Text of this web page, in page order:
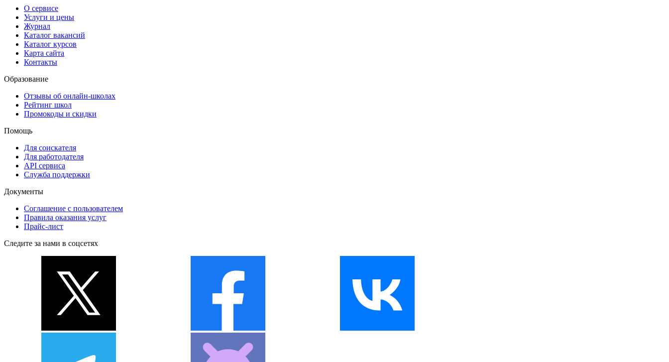
О сервисе
Услуги и цены
Журнал
Каталог вакансий
Каталог курсов
Карта сайта
Контакты
Образование
Отзывы об онлайн-школах
Рейтинг школ
Промокоды и скидки
Помощь
Для соискателя
Для работодателя
API сервиса
Служба поддержки
Документы
Соглашение с пользователем
Правила оказания услуг
Прайс-лист
Следите за нами в соцсетях